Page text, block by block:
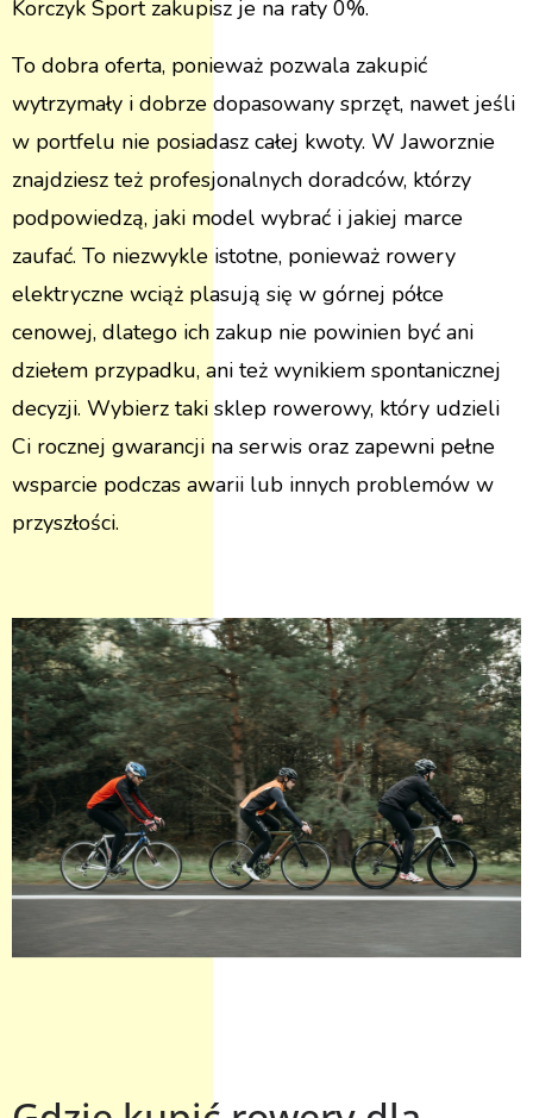
Korczyk Sport zakupisz je na raty 0%.
To dobra oferta, ponieważ pozwala zakupić
wytrzymały i dobrze dopasowany sprzęt, nawet jeśli
w portfelu nie posiadasz całej kwoty. W Jaworznie
znajdziesz też profesjonalnych doradców, którzy
podpowiedzą, jaki model wybrać i jakiej marce
zaufać. To niezwykle istotne, ponieważ rowery
elektryczne wciąż plasują się w górnej półce
cenowej, dlatego ich zakup nie powinien być ani
dziełem przypadku, ani też wynikiem spontanicznej
decyzji. Wybierz taki sklep rowerowy, który udzieli
Ci rocznej gwarancji na serwis oraz zapewni pełne
wsparcie podczas awarii lub innych problemów w
przyszłości.